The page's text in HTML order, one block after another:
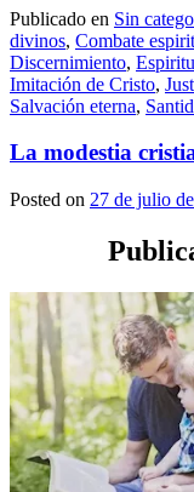
Publicado en Sin
divinos, Combate
Discernimiento,
Imitación de Cristo,
Salvación eterna,
La modestia
Posted on 27 de julio